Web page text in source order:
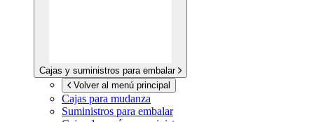
Cajas y suministros para embalar
Volver al menú principal
Cajas para mudanza
Suministros para embalar